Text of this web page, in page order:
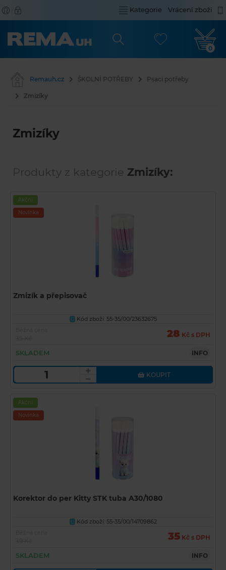
Kategorie Vrácení zboží
0
Remauh.cz ŠKOLNÍ POTŘEBY Psací potřeby
Zmizíky
Zmizíky
Produkty z kategorie Zmizíky:
Akční
Novinka
Zmizík a přepisovač
U Kód zboží: 55-35/00/23632675
28 Kč s DPH
SKLADEM INFO
KOUPIT
Akční
Novinka
Korektor do per Kitty STK tuba A30/1080
U Kód zboží: 55-35/00/14709862
35 Kč s DPH
SKLADEM INFO